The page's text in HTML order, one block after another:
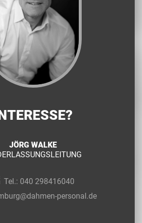
JÖRG WALKE
Tel.: 040 298416040
personal.de